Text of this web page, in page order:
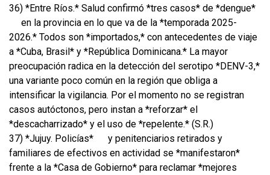
36) *Entre Ríos.* Salud confirmó *tres casos* de *dengue*
en la provincia en lo que va de la *temporada 2025-
2026.* Todos son *importados,* con antecedentes de viaje
a *Cuba, Brasil* y *República Dominicana.* La mayor
preocupación radica en la detección del serotipo *DENV-3,*
una variante poco común en la región que obliga a
intensificar la vigilancia. Por el momento no se registran
casos autóctonos, pero instan a *reforzar* el
*descacharrizado* y el uso de *repelente.* (S.R.)
37) *Jujuy. Policías*
y penitenciarios retirados y
familiares de efectivos en actividad se *manifestaron*
frente a la *Casa de Gobierno* para reclamar *mejores